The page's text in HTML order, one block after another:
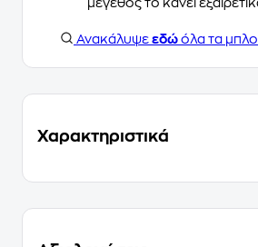
μέγεθος το κάνει
Ανακάλυψε εδώ όλα τα
Χαρακτηριστικά